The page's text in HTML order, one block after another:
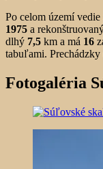
Po celom území
1975 a
dlhý 7,5 km a má 16
tabuľami.
Fotogaléria